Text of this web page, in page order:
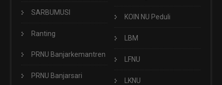
SARBUMUSI
Ranting
PRNU Banjarkemantren
PRNU Banjarsari
KOIN NU Peduli
LBM
LFNU
LKNU